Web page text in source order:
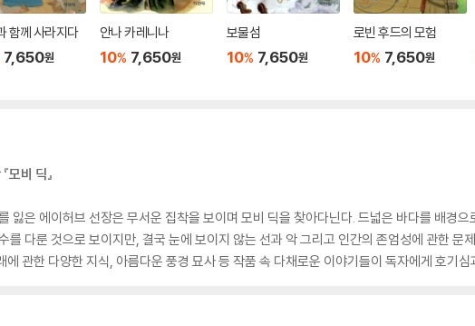
함께 사라지다
7,650원
안나 카레니나
10% 7,650원
보물섬
10% 7,650원
로빈 후드의 모험
10% 7,650원
모비 딕』
잃은 에이허브 선장은 무서운 집착을 보이며 모비 딕을 찾아다닌다. 드넓은 바다를 배경
를 다룬 것으로 보이지만, 결국 눈에 보이지 않는 선과 악 그리고 인간의 존엄성에 관한 문
에 관한 다양한 지식, 아름다운 풍경 묘사 등 작품 속 다채로운 이야기들이 독자에게 호기